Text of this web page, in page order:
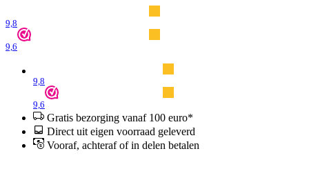
9,8
9,6
9,8
9,6
Gratis bezorging vanaf 100 euro*
Direct uit eigen voorraad geleverd
Vooraf, achteraf of in delen betalen